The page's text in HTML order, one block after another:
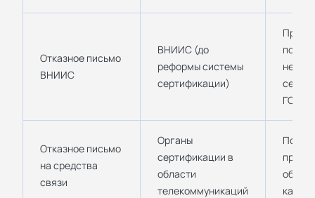
Отказное письмо
ВНИИС
ВНИИС (до
реформы системы
сертификации)
ГОСТ Р
Отказное письмо
на средства
связи
Органы
сертификации в
области
телекоммуникаций
как